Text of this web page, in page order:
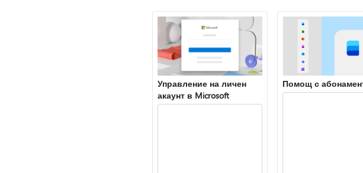
Управление на личен
акаунт в Microsoft
Помощ с